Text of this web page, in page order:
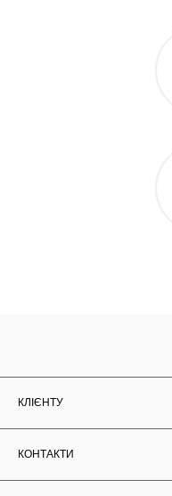
КЛІЄНТУ
КОНТАКТИ